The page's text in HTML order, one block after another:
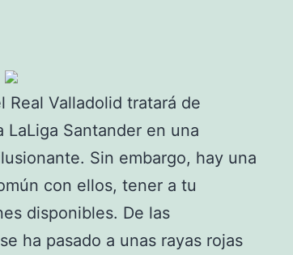
Real Valladolid tratará de
Santander en una
Sin embargo, hay una
con ellos, tener a tu
disponibles. De las
ha pasado a unas rayas rojas